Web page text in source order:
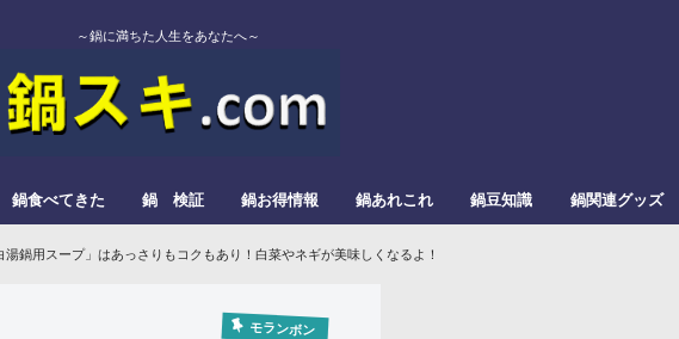
～鍋に満ちた人生をあなたへ～
鍋食べてきた 鍋 検証 鍋お得情報 鍋あれこれ 鍋豆知識 鍋関連グッズ
湯鍋用スープ」はあっさりもコクもあり！白菜やネギが美味しくなるよ！
モランボン